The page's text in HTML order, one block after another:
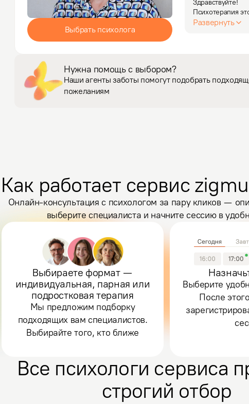
Выбрать психолога
Здравствуйте!
Психотерапия
Развернуть
Нужна помощь с выбором?
Наши агенты заботы помогут подобрать
пожеланиям
Как работает сервис
Онлайн-консультация с психологом за пару кликов —
выберите специалиста и начните сессию в
Выбираете формат —
индивидуальная, парная или
подростковая терапия
Мы предложим подборку
подходящих вам специалистов.
Выбирайте того, кто ближе
Выберите
После
Все психологи сервиса
строгий отбор